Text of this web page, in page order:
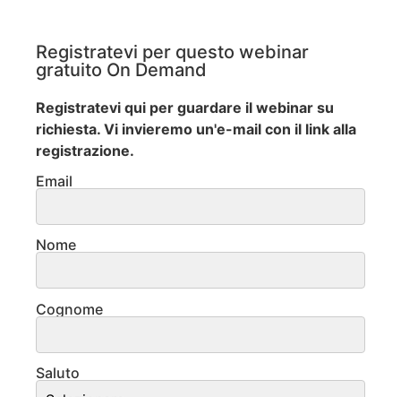
Registratevi per questo webinar
gratuito On Demand
Registratevi qui per guardare il webinar su
richiesta. Vi invieremo un'e-mail con il link alla
registrazione.
Email
Nome
Cognome
Saluto